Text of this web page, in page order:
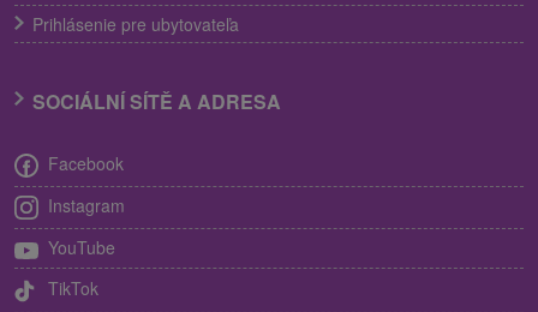
Prihlásenie pre ubytovateľa
SOCIÁLNÍ SÍTĚ A ADRESA
Facebook
Instagram
YouTube
TikTok